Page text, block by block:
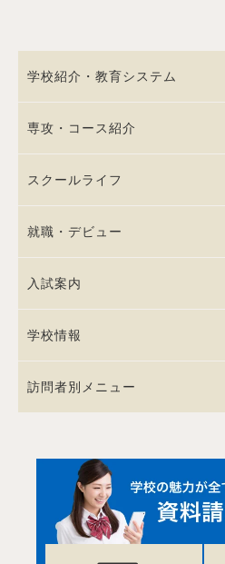
学校紹介・教育システム
専攻・コース紹介
スクールライフ
就職・デビュー
入試案内
学校情報
訪問者別メニュー